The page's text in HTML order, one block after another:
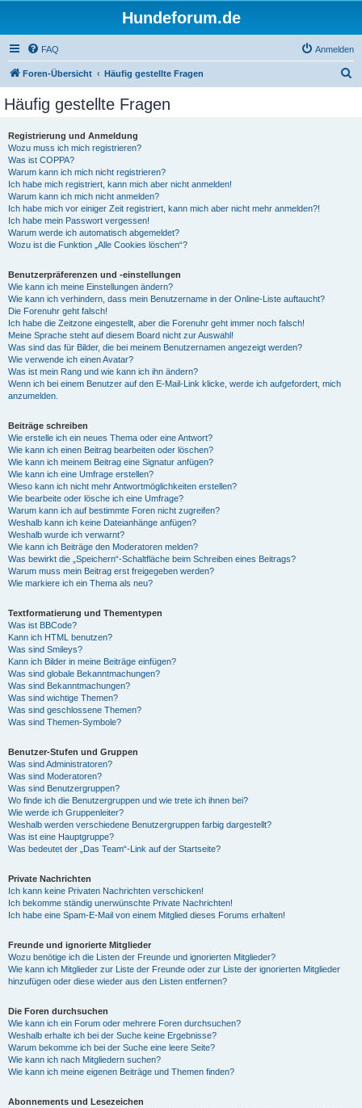
Hundeforum.de
FAQ Anmelden
Foren-Übersicht Häufig gestellte Fragen
Häufig gestellte Fragen
Registrierung und Anmeldung
Wozu muss ich mich registrieren?
Was ist COPPA?
Warum kann ich mich nicht registrieren?
Ich habe mich registriert, kann mich aber nicht anmelden!
Warum kann ich mich nicht anmelden?
Ich habe mich vor einiger Zeit registriert, kann mich aber nicht mehr anmelden?!
Ich habe mein Passwort vergessen!
Warum werde ich automatisch abgemeldet?
Wozu ist die Funktion „Alle Cookies löschen“?
Benutzerpräferenzen und -einstellungen
Wie kann ich meine Einstellungen ändern?
Wie kann ich verhindern, dass mein Benutzername in der Online-Liste auftaucht?
Die Forenuhr geht falsch!
Ich habe die Zeitzone eingestellt, aber die Forenuhr geht immer noch falsch!
Meine Sprache steht auf diesem Board nicht zur Auswahl!
Was sind das für Bilder, die bei meinem Benutzernamen angezeigt werden?
Wie verwende ich einen Avatar?
Was ist mein Rang und wie kann ich ihn ändern?
Wenn ich bei einem Benutzer auf den E-Mail-Link klicke, werde ich aufgefordert, mich
anzumelden.
Beiträge schreiben
Wie erstelle ich ein neues Thema oder eine Antwort?
Wie kann ich einen Beitrag bearbeiten oder löschen?
Wie kann ich meinem Beitrag eine Signatur anfügen?
Wie kann ich eine Umfrage erstellen?
Wieso kann ich nicht mehr Antwortmöglichkeiten erstellen?
Wie bearbeite oder lösche ich eine Umfrage?
Warum kann ich auf bestimmte Foren nicht zugreifen?
Weshalb kann ich keine Dateianhänge anfügen?
Weshalb wurde ich verwarnt?
Wie kann ich Beiträge den Moderatoren melden?
Was bewirkt die „Speichern“-Schaltfläche beim Schreiben eines Beitrags?
Warum muss mein Beitrag erst freigegeben werden?
Wie markiere ich ein Thema als neu?
Textformatierung und Thementypen
Was ist BBCode?
Kann ich HTML benutzen?
Was sind Smileys?
Kann ich Bilder in meine Beiträge einfügen?
Was sind globale Bekanntmachungen?
Was sind Bekanntmachungen?
Was sind wichtige Themen?
Was sind geschlossene Themen?
Was sind Themen-Symbole?
Benutzer-Stufen und Gruppen
Was sind Administratoren?
Was sind Moderatoren?
Was sind Benutzergruppen?
Wo finde ich die Benutzergruppen und wie trete ich ihnen bei?
Wie werde ich Gruppenleiter?
Weshalb werden verschiedene Benutzergruppen farbig dargestellt?
Was ist eine Hauptgruppe?
Was bedeutet der „Das Team“-Link auf der Startseite?
Private Nachrichten
Ich kann keine Privaten Nachrichten verschicken!
Ich bekomme ständig unerwünschte Private Nachrichten!
Ich habe eine Spam-E-Mail von einem Mitglied dieses Forums erhalten!
Freunde und ignorierte Mitglieder
Wozu benötige ich die Listen der Freunde und ignorierten Mitglieder?
Wie kann ich Mitglieder zur Liste der Freunde oder zur Liste der ignorierten Mitglieder
hinzufügen oder diese wieder aus den Listen entfernen?
Die Foren durchsuchen
Wie kann ich ein Forum oder mehrere Foren durchsuchen?
Weshalb erhalte ich bei der Suche keine Ergebnisse?
Warum bekomme ich bei der Suche eine leere Seite?
Wie kann ich nach Mitgliedern suchen?
Wie kann ich meine eigenen Beiträge und Themen finden?
Abonnements und Lesezeichen